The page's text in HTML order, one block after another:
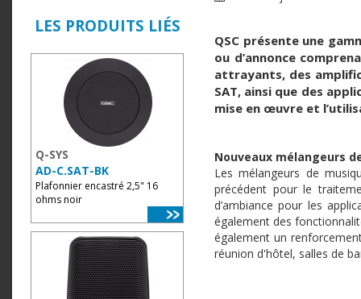
LES PRODUITS LIÉS
Q-SYS
AD-C.SAT-BK
Plafonnier encastré 2,5" 16
ohms noir
QSC présente une
ou d’annonce
attrayants, des
SAT, ainsi que des
mise en œuvre et
Nouveaux mélangeurs
Les mélangeurs de
précédent pour le
d’ambiance pour les
également des
également un
réunion d'hôtel, salles de